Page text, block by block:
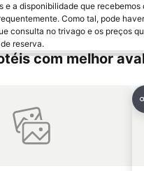
e a disponibilidade que recebemos
Como tal, pode
consulta no trivago e os preços
reserva.
com melhor
aos favoritos